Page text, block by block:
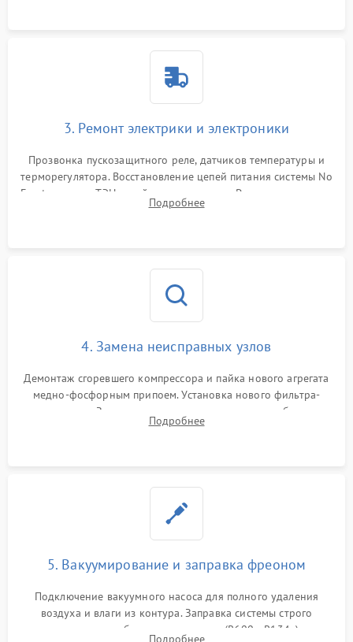
3. Ремонт электрики и электроники
Прозвонка пускозащитного реле, датчиков температуры и
терморегулятора. Восстановление цепей питания системы No
Frost, включая ТЭН оттайки и вентилятор. Ремонт или замена
платы управления при сбоях алгоритмов.
Подробнее
4. Замена неисправных узлов
Демонтаж сгоревшего компрессора и пайка нового агрегата
медно-фосфорным припоем. Установка нового фильтра-
осушителя. Замена изношенных вентиляторов обдува,
сломанных заслонок или поврежденных дверных петель.
Подробнее
5. Вакуумирование и заправка фреоном
Подключение вакуумного насоса для полного удаления
воздуха и влаги из контура. Заправка системы строго
дозированным объемом хладагента (R600a, R134a) по
Подробнее